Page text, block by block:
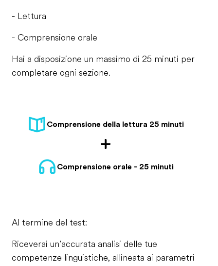
- Lettura
- Comprensione orale
Hai a disposizione un massimo di 25 minuti per
completare ogni sezione.
Comprensione della lettura 25 minuti
Comprensione orale - 25 minuti
Al termine del test:
Riceverai un’accurata analisi delle tue
competenze linguistiche, allineata ai parametri